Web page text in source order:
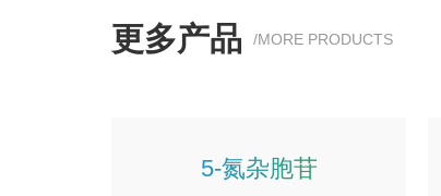
更多产品 /MORE PRODUCTS
5-氮杂胞苷